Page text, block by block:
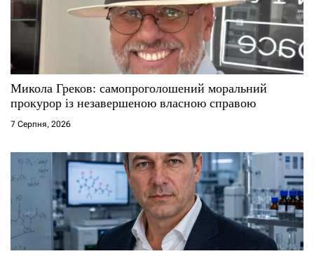
Микола Греков: самопроголошений моральний
прокурор із незавершеною власною справою
7 Серпня, 2026